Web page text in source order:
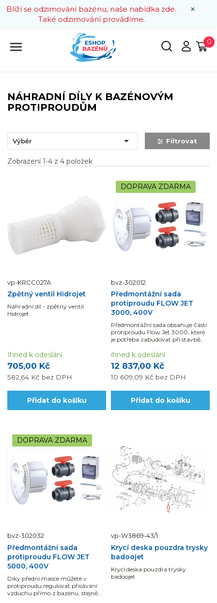
×
Blíží se odzimování bazénu, naše nabídka zde.
Také odzimování provádíme.
0
NÁHRADNÍ DÍLY K BAZÉNOVÝM
PROTIPROUDŮM
Výběr  Filtrovat
Zobrazení 1-4 z 4 položek
vp-KRCC027A
Zpětný ventil Hidrojet
Náhradní díl - zpětný ventil
Hidrojet
705,00 Kč
582,64 Kč bez DPH
Ihned k odeslání
Přidat do košíku
DOPRAVA ZDARMA
bvz-302012
Předmontážní sada
protiproudu FLOW JET
3000, 400V
Předmontážní sada obsahuje části
protiproudu Flow Jet 3000, které
je potřeba zabudovat při stavbě
které je možné dokoupit až před
uvedením bazénu do provozu.
12 837,00 Kč
10 609,09 Kč bez DPH
ihned k odeslání
Přidat do košíku
DOPRAVA ZDARMA
bvz-302032
Předmontážní sada
protiproudu FLOW JET
5000, 400V
Díky přední masce můžete v
protiproudu regulovat přisávání
vzduchu přímo z bazénu, stejně
vp-W3869-43/1
Krycí deska pouzdra trysky
badoojet
Krycí deska pouzdra trysky
badoojet